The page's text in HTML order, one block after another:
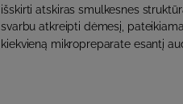
išskirti atskiras smulkesnes
svarbu atkreipti dėmesį,
kiekvieną mikropreparate esantį